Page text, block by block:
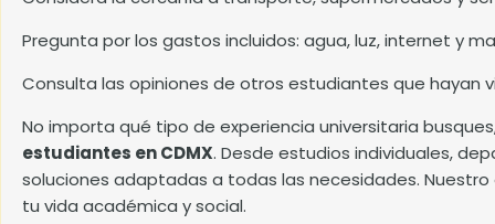
Pregunta por los gastos incluidos: agua, luz, internet y
Consulta las opiniones de otros estudiantes que hayan
No importa qué tipo de experiencia universitaria
estudiantes en CDMX. Desde estudios individuales,
soluciones adaptadas a todas las necesidades.
tu vida académica y social.